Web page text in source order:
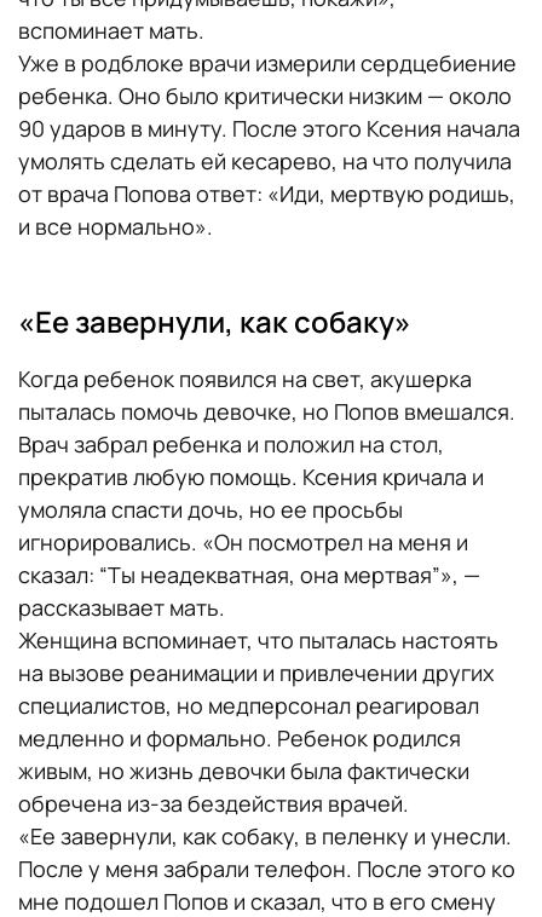
вспоминает мать.
Уже в родблоке врачи измерили сердцебиение
ребенка. Оно было критически низким — около
90 ударов в минуту. После этого Ксения начала
умолять сделать ей кесарево, на что получила
от врача Попова ответ: «Иди, мертвую родишь,
и все нормально».
«Ее завернули, как собаку»
Когда ребенок появился на свет, акушерка
пыталась помочь девочке, но Попов вмешался.
Врач забрал ребенка и положил на стол,
прекратив любую помощь. Ксения кричала и
умоляла спасти дочь, но ее просьбы
игнорировались. «Он посмотрел на меня и
сказал: “Ты неадекватная, она мертвая”», —
рассказывает мать.
Женщина вспоминает, что пыталась настоять
на вызове реанимации и привлечении других
специалистов, но медперсонал реагировал
медленно и формально. Ребенок родился
живым, но жизнь девочки была фактически
обречена из-за бездействия врачей.
«Ее завернули, как собаку, в пеленку и унесли.
После у меня забрали телефон. После этого ко
мне подошел Попов и сказал, что в его смену